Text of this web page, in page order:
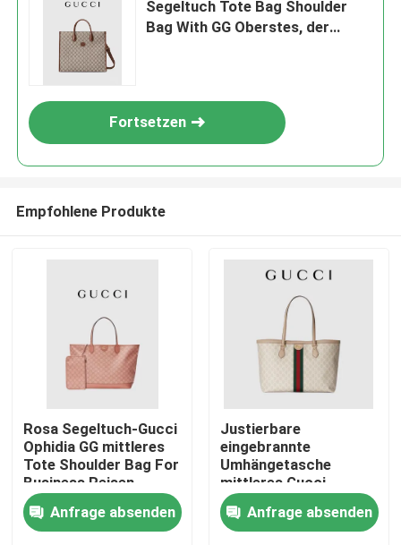
Haus
Produkte
Segeltuch Tote Bag Shoulder
Bag With GG Oberstes, der
Fortsetzen
Empfohlene Produkte
Rosa Segeltuch-Gucci
Ophidia GG mittleres
Tote Shoulder Bag For
Business Reisen
Anfrage absenden
Justierbare
eingebrannte
Umhängetasche
mittleres Gucci
Ophidia Tote White
For Woman
Anfrage absenden